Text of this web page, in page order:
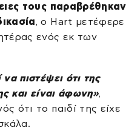
τους παραβρέθηκαν
, ο Hart μετέφερε
ενός εκ των
πιστέψει ότι της
και είναι άφωνη»,
ότι το παιδί της είχε